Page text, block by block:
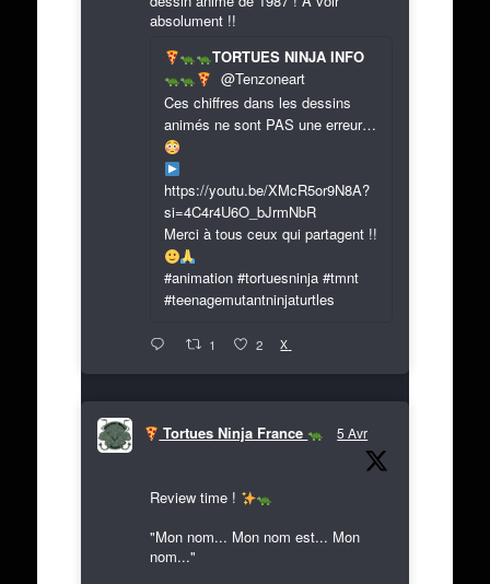
absolument !!
TORTUES NINJA INFO
@Tenzoneart
Ces chiffres dans les dessins
animés ne sont PAS une erreur…
https://youtu.be/XMcR5or9N8A?
si=4C4r4U6O_bJrmNbR
Merci à tous ceux qui partagent !!
#animation #tortuesninja #tmnt
#teenagemutantninjaturtles
1 2 X
Tortues Ninja France 5 Avr
Review time !
"Mon nom... Mon nom est... Mon
nom..."